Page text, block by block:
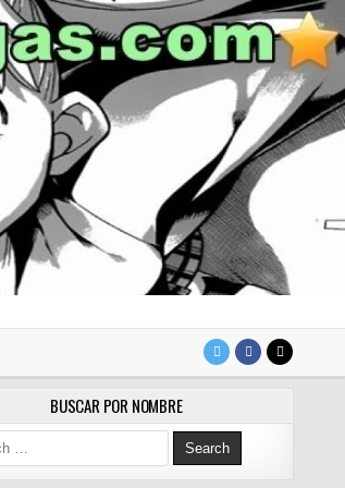
BUSCAR POR NOMBRE